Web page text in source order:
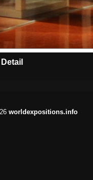
Detail
worldexpositions.info